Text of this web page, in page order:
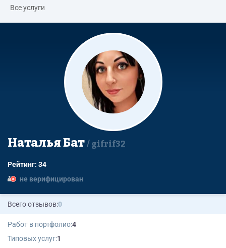
Все услуги
Наталья Бат gifrif32
Рейтинг: 34
не верифицирован
Всего отзывов:0
Работ в портфолио:4
Типовых услуг:1